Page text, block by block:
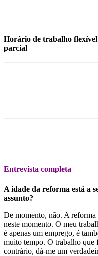
Horário de trabalho
parcial
Entrevista completa
A idade da reforma está a
assunto?
De momento, não. A
neste momento. O meu
é apenas um emprego, é
muito tempo. O trabalho que
contrário, dá-me um